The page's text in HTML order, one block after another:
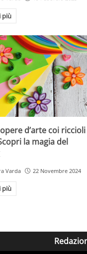
più
d’arte coi
la magia del
Varda 22 Novembre 2024
più